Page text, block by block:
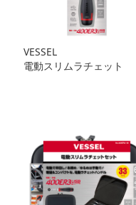
VESSEL
電動スリムラチェット